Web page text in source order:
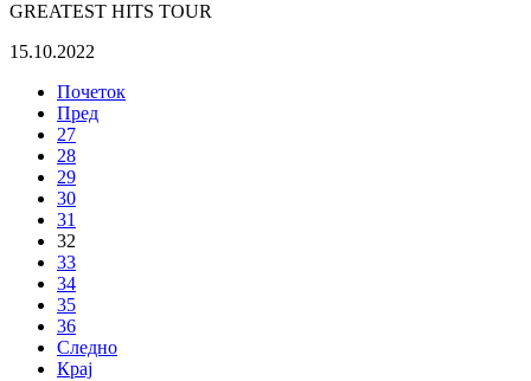
GREATEST HITS TOUR
15.10.2022
Почеток
Пред
27
28
29
30
31
32
33
34
35
36
Следно
Крај